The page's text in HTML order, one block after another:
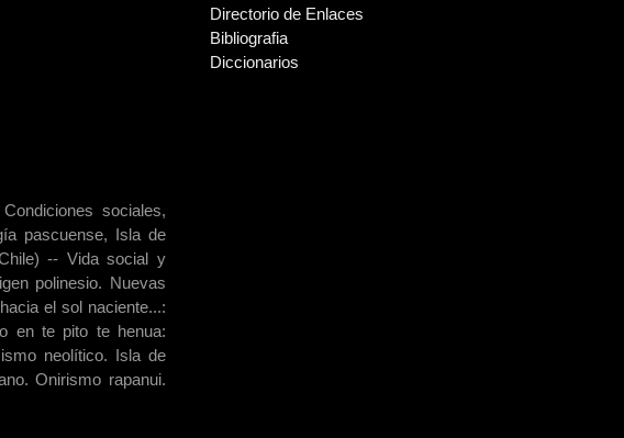
sociales,
pascuense, Isla de
-- Vida social y
polinesio. Nuevas
el sol naciente...:
en te pito te henua:
neolítico. Isla de
Onirismo rapanui.
Directorio de Enlaces
Bibliografia
Diccionarios